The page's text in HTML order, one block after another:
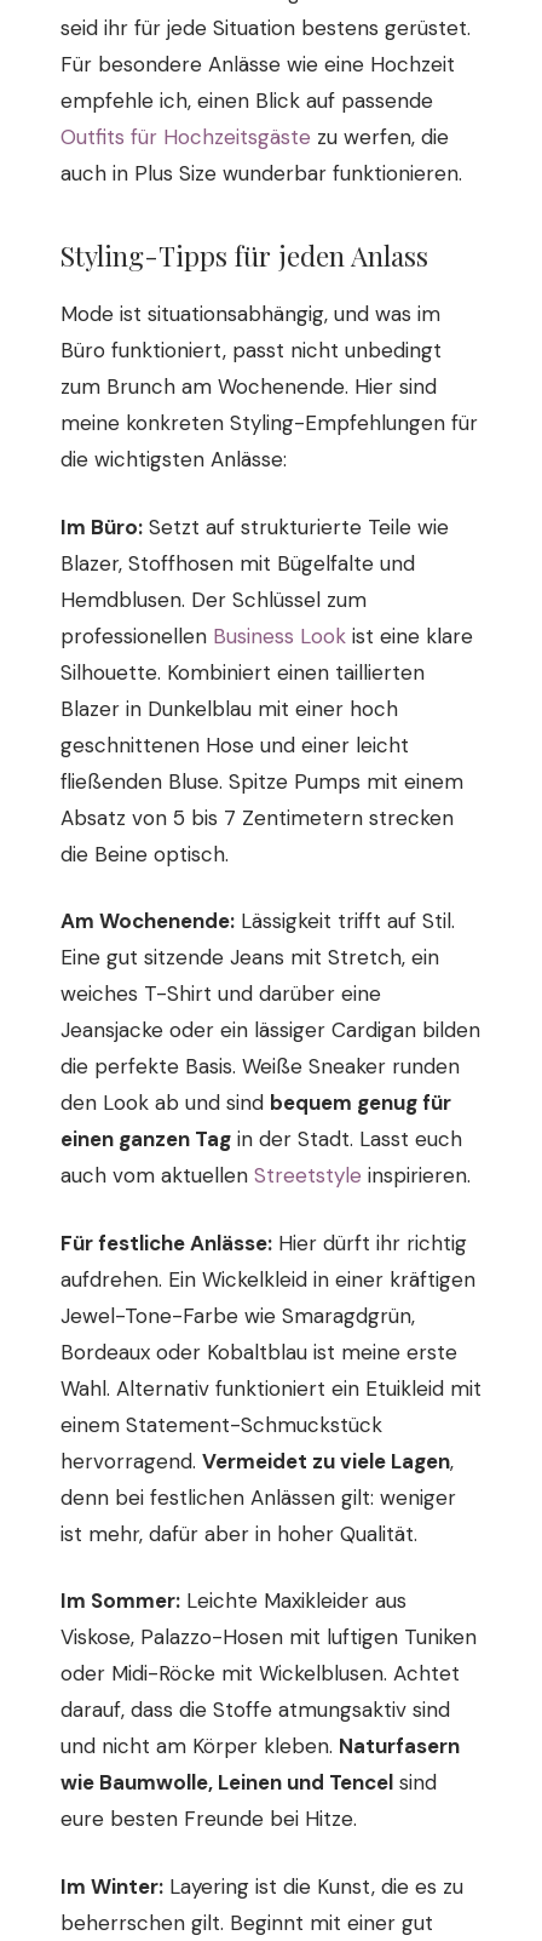
seid ihr für jede Situation bestens gerüstet.
Für besondere Anlässe wie eine Hochzeit
empfehle ich, einen Blick auf passende
Outfits für Hochzeitsgäste zu werfen, die
auch in Plus Size wunderbar funktionieren.
Styling-Tipps für jeden Anlass
Mode ist situationsabhängig, und was im
Büro funktioniert, passt nicht unbedingt
zum Brunch am Wochenende. Hier sind
meine konkreten Styling-Empfehlungen für
die wichtigsten Anlässe:
Im Büro: Setzt auf strukturierte Teile wie
Blazer, Stoffhosen mit Bügelfalte und
Hemdblusen. Der Schlüssel zum
professionellen Business Look ist eine klare
Silhouette. Kombiniert einen taillierten
Blazer in Dunkelblau mit einer hoch
geschnittenen Hose und einer leicht
fließenden Bluse. Spitze Pumps mit einem
Absatz von 5 bis 7 Zentimetern strecken
die Beine optisch.
Am Wochenende: Lässigkeit trifft auf Stil.
Eine gut sitzende Jeans mit Stretch, ein
weiches T-Shirt und darüber eine
Jeansjacke oder ein lässiger Cardigan bilden
die perfekte Basis. Weiße Sneaker runden
den Look ab und sind bequem genug für
einen ganzen Tag in der Stadt. Lasst euch
auch vom aktuellen Streetstyle inspirieren.
Für festliche Anlässe: Hier dürft ihr richtig
aufdrehen. Ein Wickelkleid in einer kräftigen
Jewel-Tone-Farbe wie Smaragdgrün,
Bordeaux oder Kobaltblau ist meine erste
Wahl. Alternativ funktioniert ein Etuikleid mit
einem Statement-Schmuckstück
hervorragend. Vermeidet zu viele Lagen,
denn bei festlichen Anlässen gilt: weniger
ist mehr, dafür aber in hoher Qualität.
Im Sommer: Leichte Maxikleider aus
Viskose, Palazzo-Hosen mit luftigen Tuniken
oder Midi-Röcke mit Wickelblusen. Achtet
darauf, dass die Stoffe atmungsaktiv sind
und nicht am Körper kleben. Naturfasern
wie Baumwolle, Leinen und Tencel sind
eure besten Freunde bei Hitze.
Im Winter: Layering ist die Kunst, die es zu
beherrschen gilt. Beginnt mit einer gut